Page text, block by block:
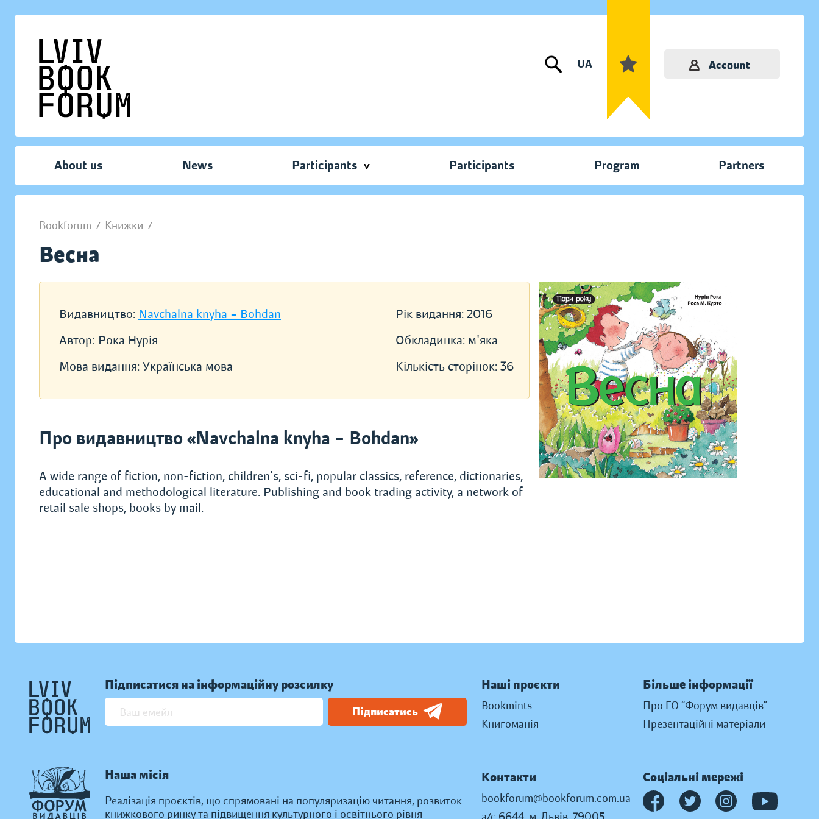
UA Account
About us News Participants Participants Program Partners
Bookforum / Книжки /
Весна
Видавництво: Navchalna knyha – Bohdan
Автор: Рока Нурія
Мова видання: Українська мова
Рік видання: 2016
Обкладинка: м'яка
Кількість сторінок: 36
Про видавництво «Navchalna knyha – Bohdan»
A wide range of fiction, non-fiction, children's, sci-fi, popular classics, reference, dictionaries,
educational and methodological literature. Publishing and book trading activity, a network of
retail sale shops, books by mail.
Підписатися на інформаційну розсилку
Підписатись
Наша місія
Реалізація проєктів, що спрямовані на популяризацію читання, розвиток
книжкового ринку та підвищення культурного і освітнього рівня
Наші проєкти
Bookmints
Книгоманія
Більше інформації
Про ГО “Форум видавців”
Презентаційні матеріали
Контакти
bookforum@bookforum.com.ua
Соціальні мережі